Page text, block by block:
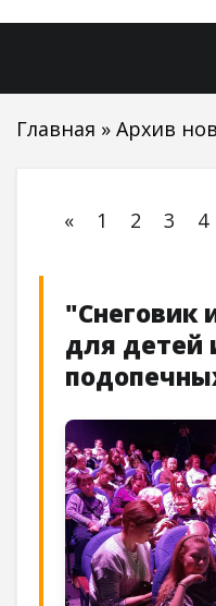
Главная » Архив
« 1 2 3 4
"Снеговик
для детей